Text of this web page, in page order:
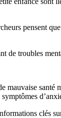
pensent
de troubles
mauvaise santé
clés